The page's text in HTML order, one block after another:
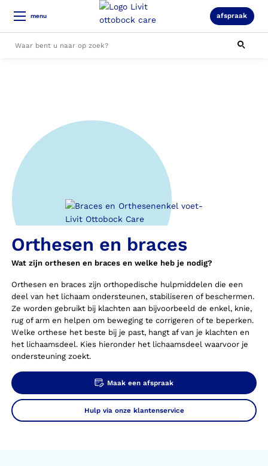
menu afspraak
Orthesen en braces
Wat zijn orthesen en braces en welke heb je nodig?
Orthesen en braces zijn orthopedische hulpmiddelen die een
deel van het lichaam ondersteunen, stabiliseren of beschermen.
Ze worden gebruikt bij klachten aan bijvoorbeeld de enkel, knie,
rug of arm en helpen om beweging te corrigeren of te beperken.
Welke orthese het beste bij je past, hangt af van je klachten en
het lichaamsdeel. Kies hieronder het lichaamsdeel waarvoor je
ondersteuning zoekt.
Maak een afspraak
Hulp via onze klantenservice